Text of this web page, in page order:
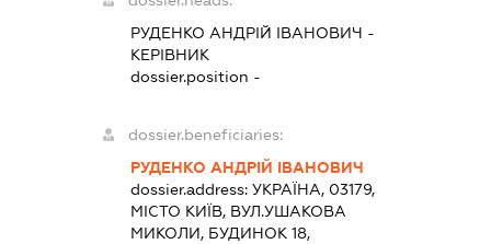
РУДЕНКО АНДРІЙ ІВАНОВИЧ -
КЕРІВНИК
dossier.position -
dossier.beneficiaries:
РУДЕНКО АНДРІЙ ІВАНОВИЧ
dossier.address:УКРАЇНА, 03179,
МІСТО КИЇВ, ВУЛ.УШАКОВА
МИКОЛИ, БУДИНОК 18,